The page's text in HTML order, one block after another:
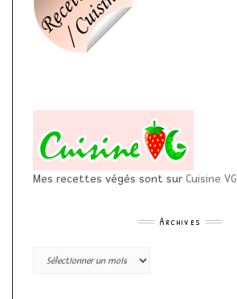
Mes recettes végés sont sur Cuisine VG
Archives
Archives